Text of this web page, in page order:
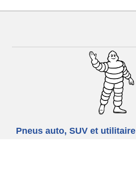
Pneus auto, SUV et utilitaire